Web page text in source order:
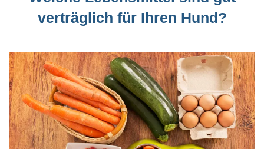
verträglich für Ihren Hund?